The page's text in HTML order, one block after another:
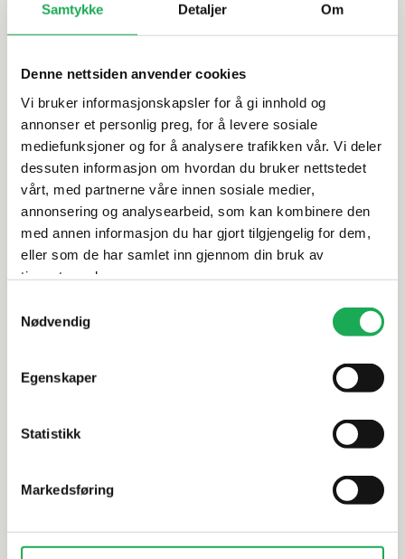
Samtykke Detaljer Om
Denne nettsiden anvender cookies
Vi bruker informasjonskapsler for å gi innhold og
annonser et personlig preg, for å levere sosiale
mediefunksjoner og for å analysere trafikken vår. Vi deler
dessuten informasjon om hvordan du bruker nettstedet
vårt, med partnerne våre innen sosiale medier,
annonsering og analysearbeid, som kan kombinere den
med annen informasjon du har gjort tilgjengelig for dem,
eller som de har samlet inn gjennom din bruk av
tjenestene deres.
Nødvendig
Egenskaper
Statistikk
Markedsføring
Produktinformasjon
Spesifikasjoner
Rengjøring og vedlikehold
Leveringsinformasjon
Dokumentasjon
Alternative produkter
I Classici, Cedro (matt) 2,5x2,5
I
CESI